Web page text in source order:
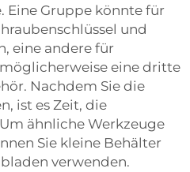
Eine Gruppe könnte für
und
eine andere für
eine dritte
Nachdem Sie die
ist es Zeit, die
ähnliche Werkzeuge
Sie kleine Behälter
verwenden.